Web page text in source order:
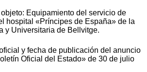
Equipamiento del servicio de
hospital «Príncipes de España» de la
y Universitaria de Bellvitge.
y fecha de publicación del anuncio
Oficial del Estado» de 30 de julio